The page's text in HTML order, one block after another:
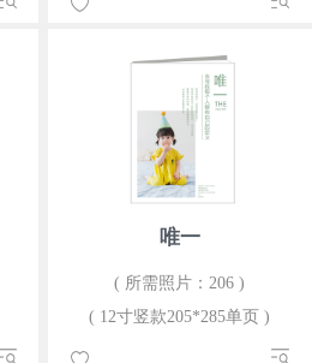
唯一
( 所需照片：206 )
( 12寸竖款205*285单页 )